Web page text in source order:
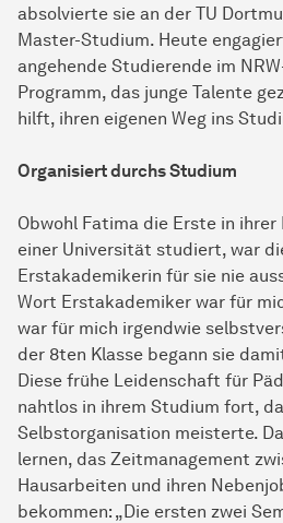
absolvierte sie an der TU
Master-Studium. Heute
angehende Studierende im
Programm, das junge Talente
hilft, ihren eigenen Weg ins
Organisiert durchs Studium
Obwohl Fatima die Erste in ihrer
einer Universität studiert, war
Erstakademikerin für sie nie
Wort Erstakademiker war für
war für mich irgendwie
der 8ten Klasse begann sie
Diese frühe Leidenschaft für
nahtlos in ihrem Studium fort,
Selbstorganisation meisterte.
lernen, das Zeitmanagement
Hausarbeiten und ihren
bekommen: „Die ersten zwei